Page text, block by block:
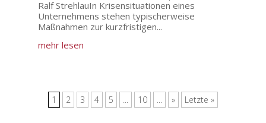
Ralf StrehlauIn Krisensituationen eines
Unternehmens stehen typischerweise
Maßnahmen zur kurzfristigen...
mehr lesen
1 2 3 4 5 ... 10 ... » Letzte »